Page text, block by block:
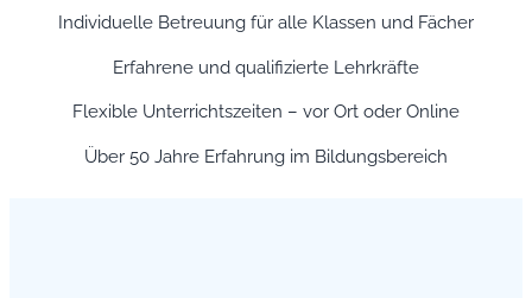
Individuelle Betreuung für alle Klassen und Fächer
Erfahrene und qualifizierte Lehrkräfte
Flexible Unterrichtszeiten – vor Ort oder Online
Über 50 Jahre Erfahrung im Bildungsbereich